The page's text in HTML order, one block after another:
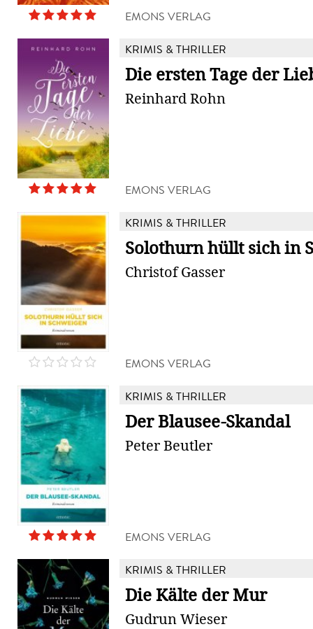
EMONS VERLAG
KRIMIS & THRILLER
Die ersten Tage der
Reinhard Rohn
EMONS VERLAG
KRIMIS & THRILLER
Solothurn hüllt sich in
Christof Gasser
EMONS VERLAG
KRIMIS & THRILLER
Der Blausee-Skandal
Peter Beutler
EMONS VERLAG
KRIMIS & THRILLER
Die Kälte der Mur
Gudrun Wieser